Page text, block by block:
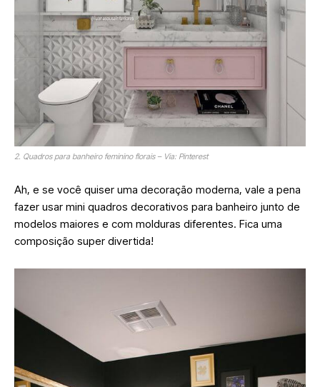
2. Quadros para banheiro feminino florais – Via: Pinterest
Ah, e se você quiser uma decoração moderna, vale a pena
fazer usar mini quadros decorativos para banheiro junto de
modelos maiores e com molduras diferentes. Fica uma
composição super divertida!